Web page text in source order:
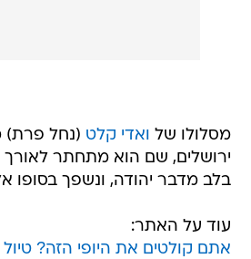
מסלולו של ואדי קלט (נחל פרת)
בלב מדבר יהודה, ונשפך בסופו
עוד על האתר:
אתם קולטים את היופי הזה?